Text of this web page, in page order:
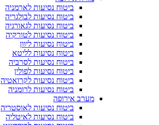
ביטוח נסיעות לארמניה
ביטוח נסיעות לבולגריה
ביטוח נסיעות לגאורגיה
ביטוח נסיעות לטורקיה
ביטוח נסיעות ליוון
ביטוח נסיעות לליטא
ביטוח נסיעות לסרביה
ביטוח נסיעות לפולין
ביטוח נסיעות לקרואטיה
ביטוח נסיעות לרומניה
מערב אירופה
ביטוח נסיעות לאוסטריה
ביטוח נסיעות לאיטליה